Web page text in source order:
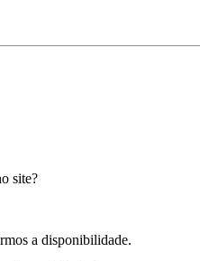
site?
a disponibilidade.